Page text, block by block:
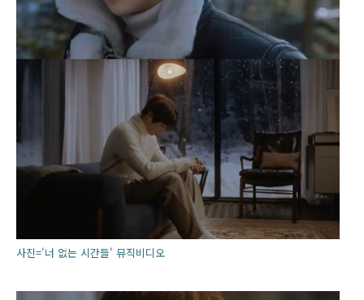
사진='너 없는 시간들' 뮤직비디오